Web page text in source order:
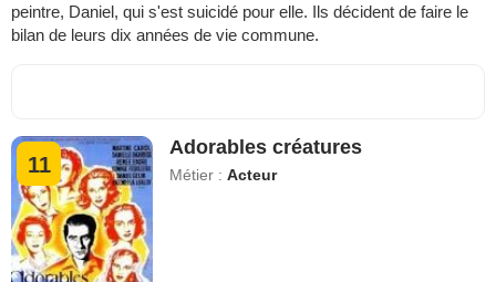
peintre, Daniel, qui s'est suicidé pour elle. Ils décident de faire le
bilan de leurs dix années de vie commune.
11
Adorables créatures
Métier :Acteur